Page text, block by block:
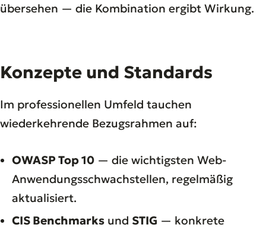
übersehen — die Kombination ergibt Wirkung.
Konzepte und Standards
Im professionellen Umfeld tauchen
wiederkehrende Bezugsrahmen auf:
OWASP Top 10 — die wichtigsten Web-
Anwendungsschwachstellen, regelmäßig
aktualisiert.
CIS Benchmarks und STIG — konkrete